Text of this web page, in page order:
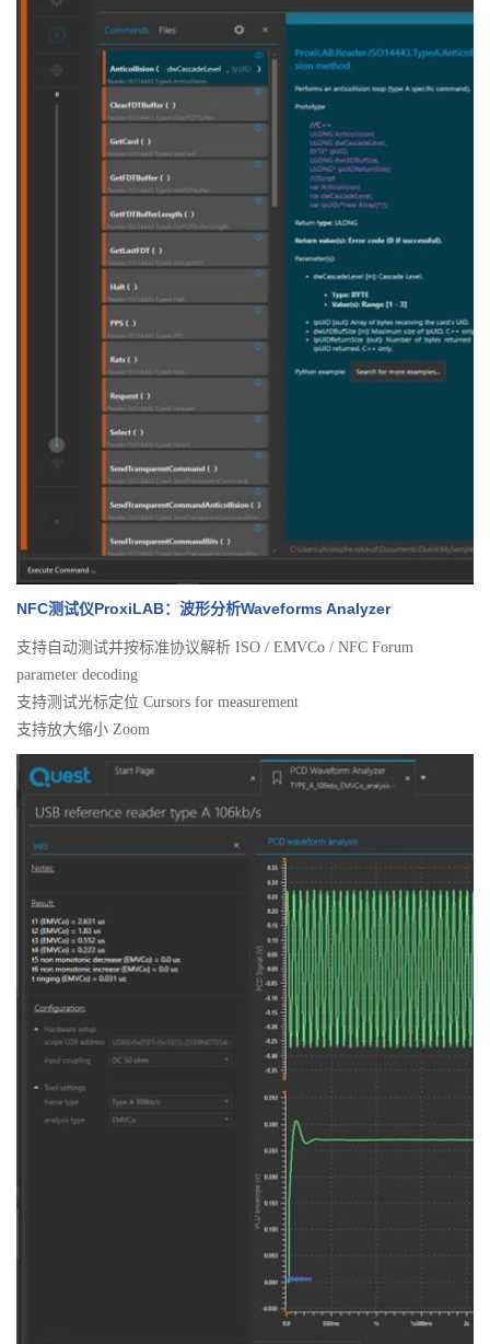
NFC测试仪ProxiLAB：波形分析Waveforms Analyzer
支持自动测试并按标准协议解析 ISO / EMVCo / NFC Forum
parameter decoding
支持测试光标定位 Cursors for measurement
支持放大缩小 Zoom